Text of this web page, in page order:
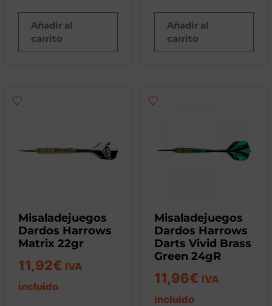
Añadir al
carrito
Añadir al
carrito
Misaladejuegos
Dardos Harrows
Matrix 22gr
11,92€ IVA
incluido
Misaladejuegos
Dardos Harrows
Darts Vivid Brass
Green 24gR
11,96€ IVA
incluido